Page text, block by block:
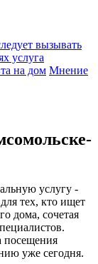
вызывать
услуга
на дом Мнение
услугу -
тех, кто ищет
дома, сочетая
посещения
уже сегодня.